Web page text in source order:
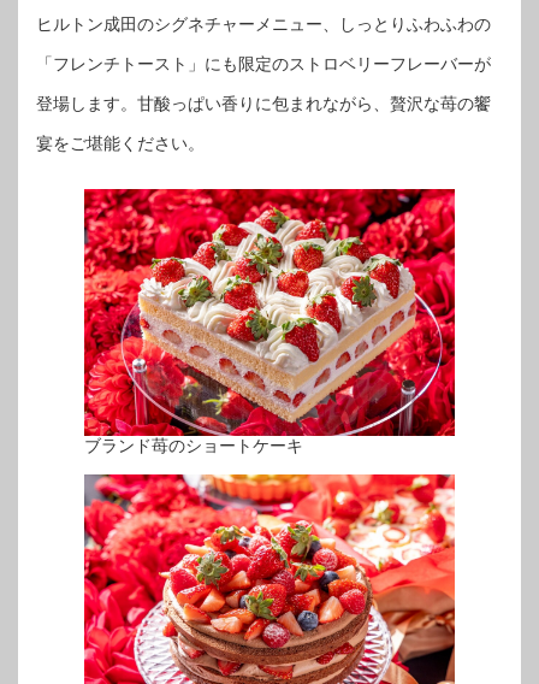
ヒルトン成田のシグネチャーメニュー、しっとりふわふわの
「フレンチトースト」にも限定のストロベリーフレーバーが
登場します。甘酸っぱい香りに包まれながら、贅沢な苺の饗
宴をご堪能ください。
ブランド苺のショートケーキ